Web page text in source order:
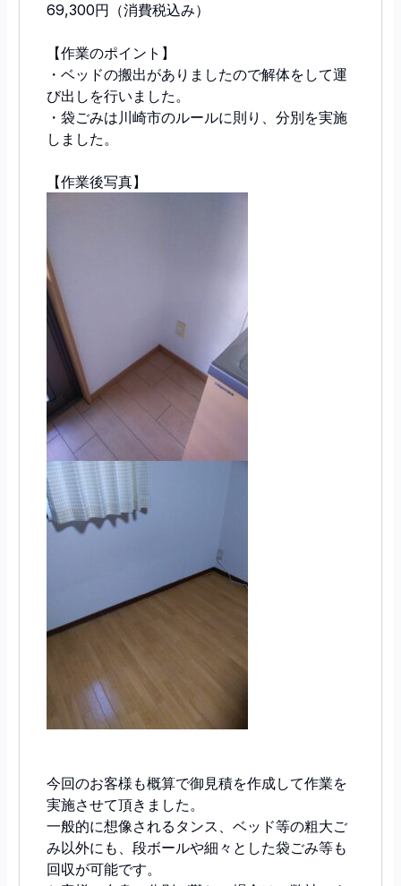
69,300円（消費税込み）
【作業のポイント】
・ベッドの搬出がありましたので解体をして運
び出しを行いました。
・袋ごみは川崎市のルールに則り、分別を実施
しました。
【作業後写真】
今回のお客様も概算で御見積を作成して作業を
実施させて頂きました。
一般的に想像されるタンス、ベッド等の粗大ご
み以外にも、段ボールや細々とした袋ごみ等も
回収が可能です。